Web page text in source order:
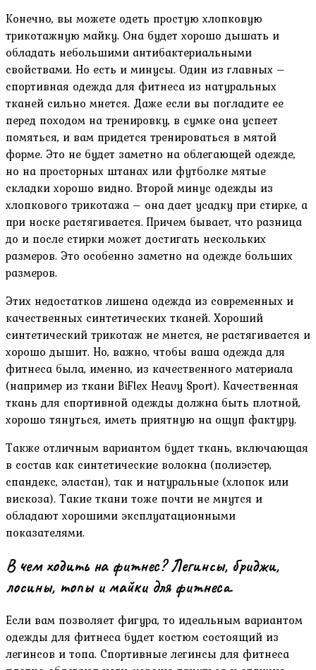
Конечно, вы можете одеть простую хлопковую
трикотажную майку. Она будет хорошо дышать и
обладать небольшими антибактериальными
свойствами. Но есть и минусы. Один из главных –
спортивная одежда для фитнеса из натуральных
тканей сильно мнется. Даже если вы погладите ее
перед походом на тренировку, в сумке она успеет
помяться, и вам придется тренироваться в мятой
форме. Это не будет заметно на облегающей одежде,
но на просторных штанах или футболке мятые
складки хорошо видно. Второй минус одежды из
хлопкового трикотажа – она дает усадку при стирке, а
при носке растягивается. Причем бывает, что разница
до и после стирки может достигать нескольких
размеров. Это особенно заметно на одежде больших
размеров.
Этих недостатков лишена одежда из современных и
качественных синтетических тканей. Хороший
синтетический трикотаж не мнется, не растягивается и
хорошо дышит. Но, важно, чтобы ваша одежда для
фитнеса была, именно, из качественного материала
(например из ткани BiFlex Heavy Sport). Качественная
ткань для спортивной одежды должна быть плотной,
хорошо тянуться, иметь приятную на ощуп фактуру.
Также отличным вариантом будет ткань, включающая
в состав как синтетические волокна (полиэстер,
спандекс, эластан), так и натуральные (хлопок или
вискоза). Такие ткани тоже почти не мнутся и
обладают хорошими эксплуатационными
показателями.
В чем ходить на фитнес? Легинсы, бриджи,
лосины, топы и майки для фитнеса.
Если вам позволяет фигура, то идеальным вариантом
одежды для фитнеса будет костюм состоящий из
легинсов и топа. Спортивные легинсы для фитнеса